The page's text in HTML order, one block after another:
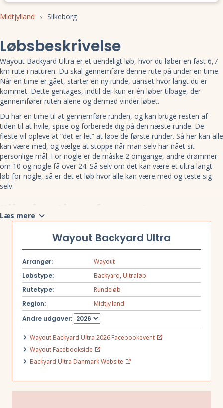
Midtjylland Silkeborg
Løbsbeskrivelse
Wayout Backyard Ultra er et uendeligt løb, hvor du løber en fast 6,7
km rute i naturen. Du skal gennemføre denne rute på under en time.
Når en time er gået, starter en ny runde, uanset hvor langt du er
kommet. Dette gentages, indtil der kun er én løber tilbage, der
gennemfører ruten alene og dermed vinder løbet.
Du har en time til at gennemføre runden, og kan bruge resten af
tiden til at hvile, spise og forberede dig på den næste runde. De
fleste vil opleve at “det er let” at løbe de første runder. Så her kan alle
kan være med, og vælge at stoppe når man selv har nået sit
personlige mål. For nogle er de måske 2 omgange, andre drømmer
om 10 og nogle få over 24. Så selv om det kan være et ultra langt
løb for nogle, så er det et løb hvor alle kan være med og teste sig
selv.
Eliminationsformat
time, bliver de elimineret fra løbet. Dette fortsætter, indtil der kun er
én deltager tilbage. Formatet kaldes også for “Last man standing”.
Ruten
En flot 6,7 km rute i Østerskoven, med flotte søer, Gudenåen
fantastiske udsigter og et imponerende skovlandskab. Ruten har ca
90 højdemeter.
Læs mere
Wayout Backyard Ultra
Arrangør:
Wayout
Løbstype:
Backyard, Ultraløb
Rutetype:
Rundeløb
Region:
Midtjylland
Andre udgaver:
Wayout Backyard Ultra 2026 Facebookevent
Wayout Facebookside
Backyard Ultra Danmark Website